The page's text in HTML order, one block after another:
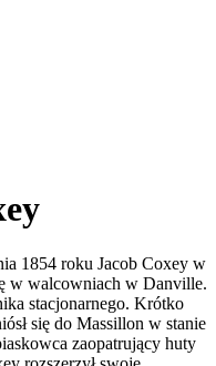
1854 roku Jacob Coxey w
w walcowniach w Danville.
stacjonarnego. Krótko
się do Massillon w stanie
zaopatrujący huty